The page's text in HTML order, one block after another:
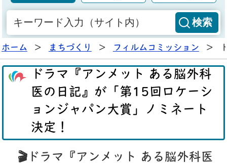
ホーム > まちづくり > フィルムコミッション >
ドラマ『アンメット ある脳外科
医の日記』が「第15回ロケーシ
ョンジャパン大賞」ノミネート
決定！
🎬ドラマ『アンメット ある脳外科医